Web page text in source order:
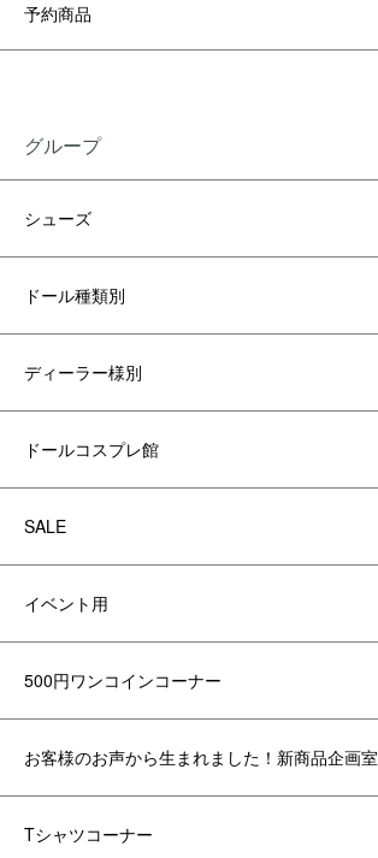
予約商品
グループ
シューズ
ドール種類別
ディーラー様別
ドールコスプレ館
SALE
イベント用
500円ワンコインコーナー
お客様のお声から生まれました！新商品企画室
Tシャツコーナー